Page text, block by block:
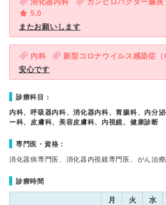
消化器内科 カンピロバクター腸炎
5.0
またお願いします
内科 新型コロナウイルス感染症（
安心です
診療科目：
内科、呼吸器内科、消化器内科、胃腸科、内分
ー科、皮膚科、美容皮膚科、内視鏡、健康診断
専門医・資格：
消化器病専門医、消化器内視鏡専門医、がん治
診療時間
月 火 水